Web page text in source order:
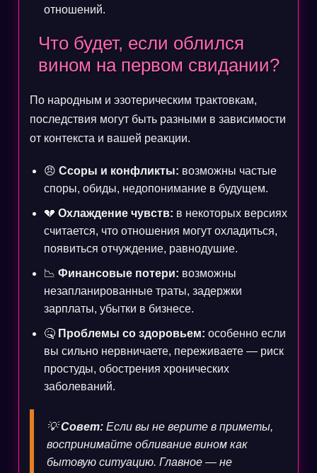
отношений.
Что будет, если облился
вином на первом свидании?
По народным и эзотерическим трактовкам,
последствия могут быть разными в зависимости
от контекста и вашей реакции.
😠 Ссоры и конфликты: возможны частые
споры, обиды, недопонимание в будущем.
💔 Охлаждение чувств: в некоторых версиях
считается, что отношения могут охладиться,
появиться отчуждение, равнодушие.
📉 Финансовые потери: возможны
незапланированные траты, задержки
зарплаты, убытки в бизнесе.
🤒 Проблемы со здоровьем: особенно если
вы сильно нервничаете, переживаете — риск
простуды, обострения хронических
заболеваний.
💡Совет:Если вы не верите в приметы,
воспринимайте обливание вином как
бытовую ситуацию. Главное — не